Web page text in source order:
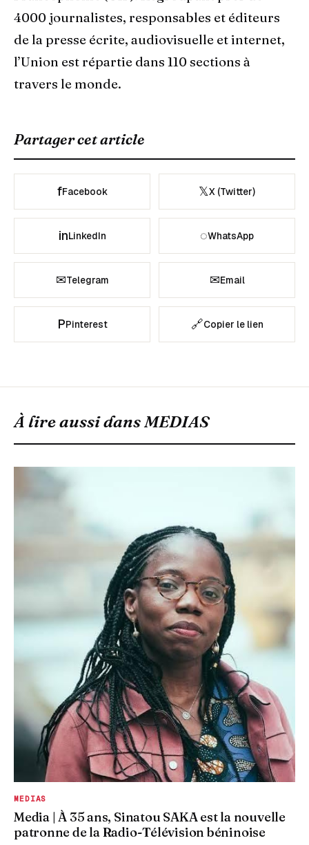
4000 journalistes, responsables et éditeurs
de la presse écrite, audiovisuelle et internet,
l’Union est répartie dans 110 sections à
travers le monde.
Partager cet article
fFacebook 𝕏X (Twitter)
inLinkedIn ◌WhatsApp
✉Telegram ✉Email
PPinterest 🔗Copier le lien
À lire aussi dansMEDIAS
MEDIAS
Media | À 35 ans, Sinatou SAKA est la nouvelle
patronne de la Radio-Télévision béninoise